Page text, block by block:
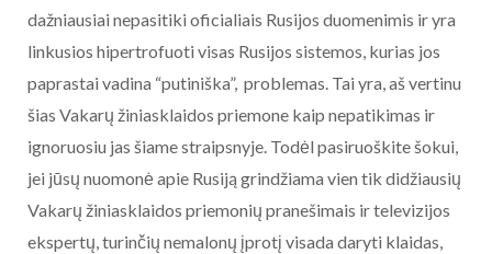
dažniausiai nepasitiki oficialiais Rusijos duomenimis ir yra
linkusios hipertrofuoti visas Rusijos sistemos, kurias jos
paprastai vadina “putiniška”, problemas. Tai yra, aš vertinu
šias Vakarų žiniasklaidos priemone kaip nepatikimas ir
ignoruosiu jas šiame straipsnyje. Todėl pasiruoškite šokui,
jei jūsų nuomonė apie Rusiją grindžiama vien tik didžiausių
Vakarų žiniasklaidos priemonių pranešimais ir televizijos
ekspertų, turinčių nemalonų įprotį visada daryti klaidas,